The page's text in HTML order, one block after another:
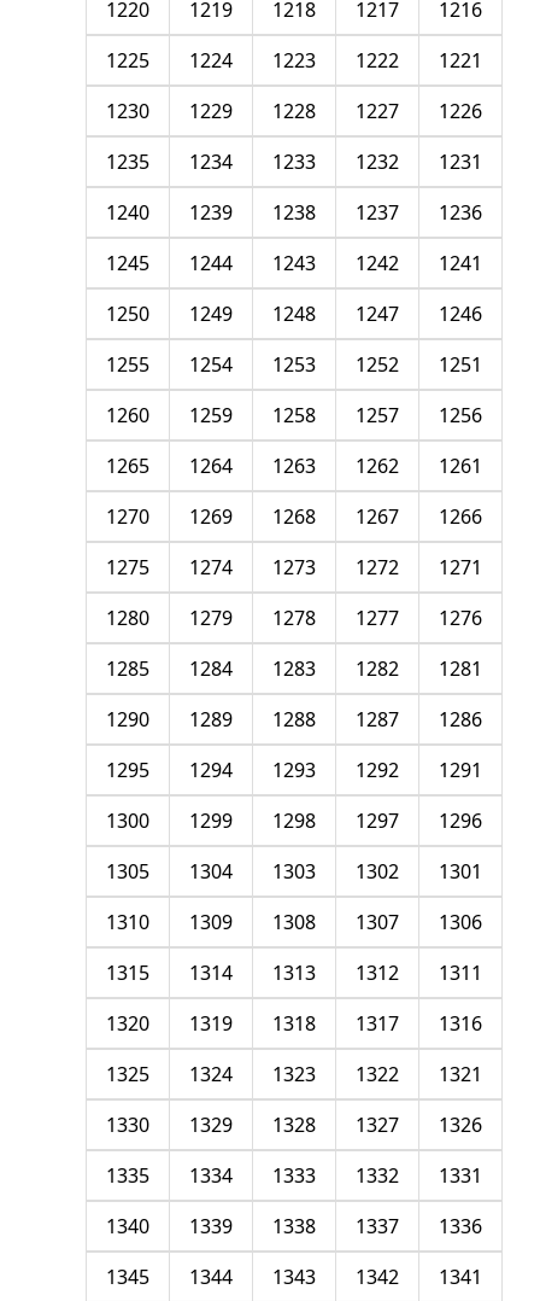
1216
1217
1218
1219
1220
1221
1222
1223
1224
1225
1226
1227
1228
1229
1230
1231
1232
1233
1234
1235
1236
1237
1238
1239
1240
1241
1242
1243
1244
1245
1246
1247
1248
1249
1250
1251
1252
1253
1254
1255
1256
1257
1258
1259
1260
1261
1262
1263
1264
1265
1266
1267
1268
1269
1270
1271
1272
1273
1274
1275
1276
1277
1278
1279
1280
1281
1282
1283
1284
1285
1286
1287
1288
1289
1290
1291
1292
1293
1294
1295
1296
1297
1298
1299
1300
1301
1302
1303
1304
1305
1306
1307
1308
1309
1310
1311
1312
1313
1314
1315
1316
1317
1318
1319
1320
1321
1322
1323
1324
1325
1326
1327
1328
1329
1330
1331
1332
1333
1334
1335
1336
1337
1338
1339
1340
1341
1342
1343
1344
1345